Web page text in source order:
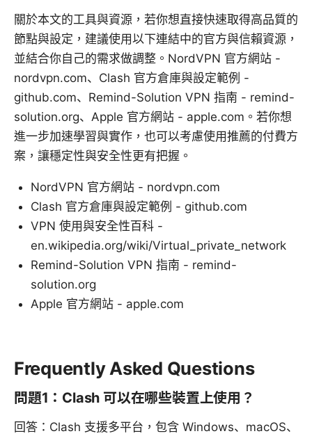
關於本文的工具與資源，若你想直接快速取得高品質的
節點與設定，建議使用以下連結中的官方與信賴資源，
並結合你自己的需求做調整。NordVPN 官方網站 -
nordvpn.com、Clash 官方倉庫與設定範例 -
github.com、Remind-Solution VPN 指南 - remind-
solution.org、Apple 官方網站 - apple.com。若你想
進一步加速學習與實作，也可以考慮使用推薦的付費方
案，讓穩定性與安全性更有把握。
NordVPN 官方網站 - nordvpn.com
Clash 官方倉庫與設定範例 - github.com
VPN 使用與安全性百科 -
en.wikipedia.org/wiki/Virtual_private_network
Remind-Solution VPN 指南 - remind-
solution.org
Apple 官方網站 - apple.com
Frequently Asked Questions
問題1：Clash 可以在哪些裝置上使用？
回答：Clash 支援多平台，包含 Windows、macOS、